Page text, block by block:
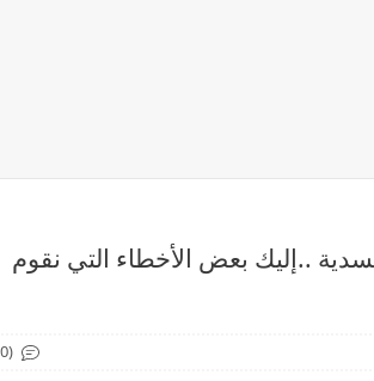
..إليك بعض الأخطاء التي نقوم
(0)